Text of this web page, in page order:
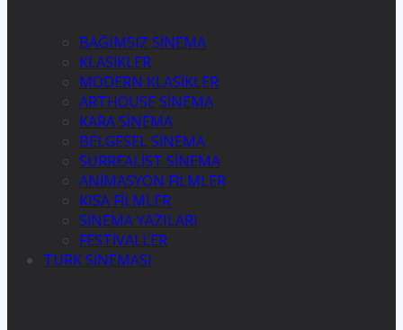
BAĞIMSIZ SİNEMA
KLASİKLER
MODERN KLASİKLER
ARTHOUSE SİNEMA
KARA SİNEMA
BELGESEL SİNEMA
SÜRREALİST SİNEMA
ANİMASYON FİLMLER
KISA FİLMLER
SİNEMA YAZILARI
FESTİVALLER
TÜRK SİNEMASI